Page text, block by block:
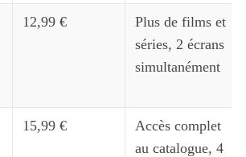
12,99 €
Plus de films et
séries, 2 écrans
simultanément
15,99 €
Accès complet
au catalogue, 4